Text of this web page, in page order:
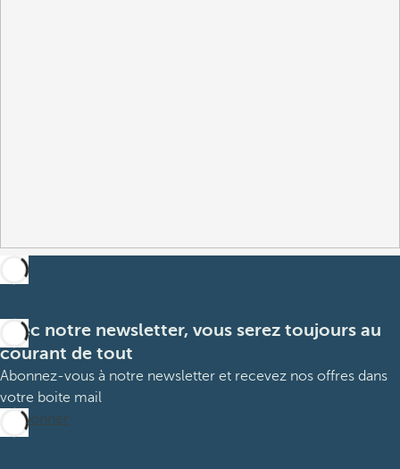
Avec notre newsletter, vous serez toujours au
courant de tout
Abonnez-vous à notre newsletter et recevez nos offres dans
votre boite mail
M’abonner